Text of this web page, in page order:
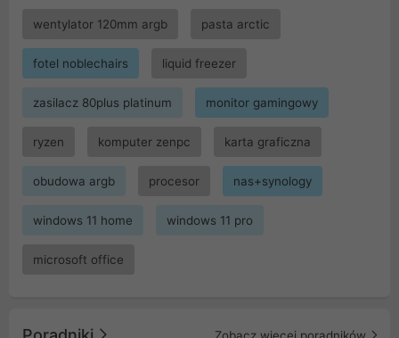
wentylator 120mm argb pasta arctic
fotel noblechairs liquid freezer
zasilacz 80plus platinum monitor gamingowy
ryzen komputer zenpc karta graficzna
obudowa argb procesor nas+synology
windows 11 home windows 11 pro
microsoft office